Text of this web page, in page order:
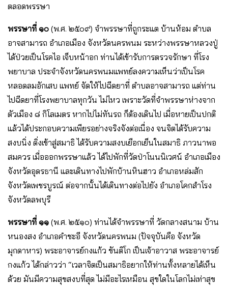
ตลอดพรรษา
พรรษาที่ ๑๐ (พ.ศ. ๒๕๐๙) จําพรรษาที่ถูกระแต บ้านห้อม ตําบล
อาจสามารถ อําเภอเมือง จังหวัดนครพนม ระหว่างพรรษาหลวงปู่
ได้ป่วยเป็นโรคไอ เจ็บหน้าอก ท่านได้เข้ารับการตรวจรักษา ที่โรง
พยาบาล ประจําจังหวัดนครพนมแพทย์ลงความเห็นว่าเป็นโรค
หลอดลมอักเสบ แพทย์ จัดให้ไปฉีดยาที่ ตําบลอาจสามารถ แต่ท่าน
ไปฉีดยาที่โรงพยาบาลทุกวัน ไม่ไหว เพราะวัดที่จําพรรษาห่างจาก
ตัวเมือง ๘ กิโลเมตร หากไปไม่ทันรถ ก็ต้องเดินไป เมื่อหายเป็นปกติ
แล้วได้ประกอบความเพียรอย่างจริงจังต่อเนื่อง จนจิตได้รับความ
สงบนิ่ง ดิ่งเข้าสู่สมาธิ ได้รับความสงบเยือกเย็นในสมาธิ ภาวนาพอ
สมควร เมื่อออกพรรษาแล้ว ได้ไปพักที่วัดป่าโนนนิเวศน์ อําเภอเมือง
จังหวัดอุดรธานี และเดินทางไปพักบ้านหินฮาว อําเภอหล่มสัก
จังหวัดเพชรบูรณ์ ต่อจากนั้นได้เดินทางต่อไปยัง อําเภอโคกสําโรง
จังหวัดลพบุรี
พรรษาที่ ๑๑ (พ.ศ. ๒๕๑๐) ท่านได้จําพรรษาที่ วัดกลางสนาม บ้าน
หนองสง อําเภอคําชะอี จังหวัดนครพนม (ปัจจุบันคือ จังหวัด
มุกดาหาร) พระอาจารย์กงแก้ว ขันติโก เป็นเจ้าอาวาส พระอาจารย์
กงแก้ว ได้กล่าวว่า “เวลาจิตเป็นสมาธิอยากให้ท่านทั้งหลายได้เห็น
ด้วย มันมีความสุขสงบที่สุด ไม่มีอะไรเหมือน สุขใดในโลกไม่เท่าสุข